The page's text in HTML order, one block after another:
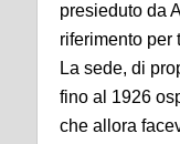
presieduto da
riferimento per
La sede, di
fino al 1926
che allora